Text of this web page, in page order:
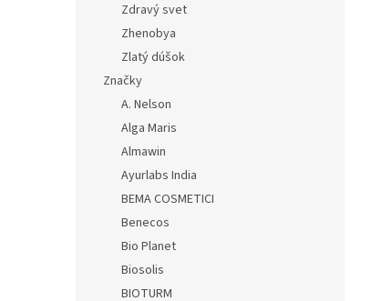
Zdravý svet
Zhenobya
Zlatý dúšok
Značky
A. Nelson
Alga Maris
Almawin
Ayurlabs India
BEMA COSMETICI
Benecos
Bio Planet
Biosolis
BIOTURM